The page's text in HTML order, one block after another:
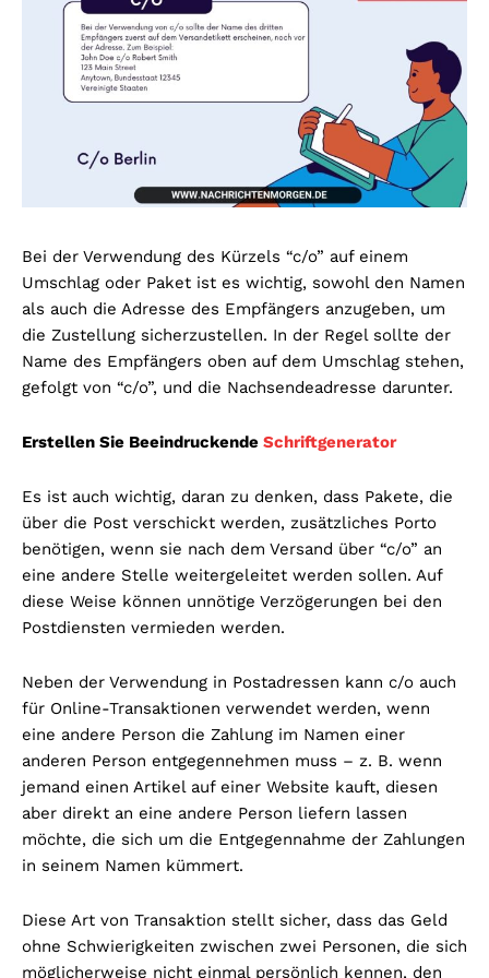
Bei der Verwendung des Kürzels “c/o” auf einem
Umschlag oder Paket ist es wichtig, sowohl den Namen
als auch die Adresse des Empfängers anzugeben, um
die Zustellung sicherzustellen. In der Regel sollte der
Name des Empfängers oben auf dem Umschlag stehen,
gefolgt von “c/o”, und die Nachsendeadresse darunter.
Erstellen Sie Beeindruckende Schriftgenerator
Es ist auch wichtig, daran zu denken, dass Pakete, die
über die Post verschickt werden, zusätzliches Porto
benötigen, wenn sie nach dem Versand über “c/o” an
eine andere Stelle weitergeleitet werden sollen. Auf
diese Weise können unnötige Verzögerungen bei den
Postdiensten vermieden werden.
Neben der Verwendung in Postadressen kann c/o auch
für Online-Transaktionen verwendet werden, wenn
eine andere Person die Zahlung im Namen einer
anderen Person entgegennehmen muss – z. B. wenn
jemand einen Artikel auf einer Website kauft, diesen
aber direkt an eine andere Person liefern lassen
möchte, die sich um die Entgegennahme der Zahlungen
in seinem Namen kümmert.
Diese Art von Transaktion stellt sicher, dass das Geld
ohne Schwierigkeiten zwischen zwei Personen, die sich
möglicherweise nicht einmal persönlich kennen, den